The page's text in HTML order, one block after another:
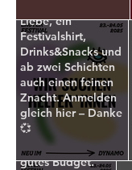
Liebe, ein
Festivalshirt,
Drinks&Snacks und
ab zwei Schichten
auch einen feinen
Znacht. Anmelden
gleich hier – Danke
💞
das Festival
mitgestaltet!
Die OK-Arbeit ist
unbezahlt, für
Awareness-
Arbeit oder
Schulungen
haben wir ein
gutes Budget.